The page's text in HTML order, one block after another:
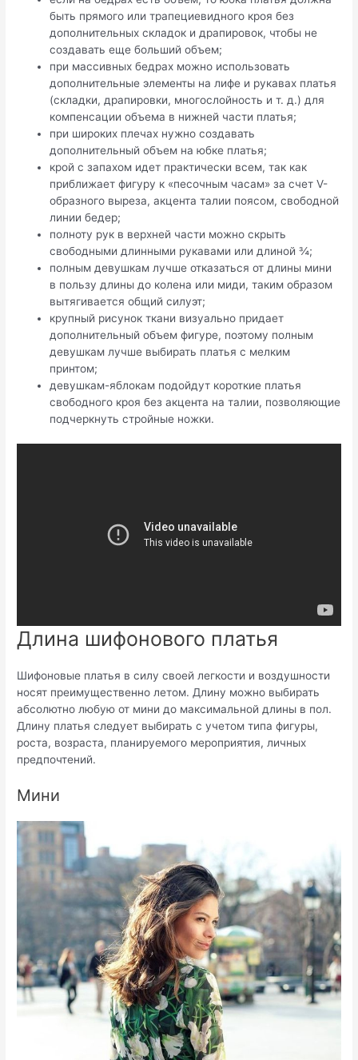
быть прямого или трапециевидного кроя без
дополнительных складок и драпировок, чтобы не
создавать еще больший объем;
при массивных бедрах можно использовать
дополнительные элементы на лифе и рукавах платья
(складки, драпировки, многослойность и т. д.) для
компенсации объема в нижней части платья;
при широких плечах нужно создавать
дополнительный объем на юбке платья;
крой с запахом идет практически всем, так как
приближает фигуру к «песочным часам» за счет V-
образного выреза, акцента талии поясом, свободной
линии бедер;
полноту рук в верхней части можно скрыть
свободными длинными рукавами или длиной ¾;
полным девушкам лучше отказаться от длины мини
в пользу длины до колена или миди, таким образом
вытягивается общий силуэт;
крупный рисунок ткани визуально придает
дополнительный объем фигуре, поэтому полным
девушкам лучше выбирать платья с мелким
принтом;
девушкам-яблокам подойдут короткие платья
свободного кроя без акцента на талии, позволяющие
подчеркнуть стройные ножки.
Длина шифонового платья
Шифоновые платья в силу своей легкости и воздушности
носят преимущественно летом. Длину можно выбирать
абсолютно любую от мини до максимальной длины в пол.
Длину платья следует выбирать с учетом типа фигуры,
роста, возраста, планируемого мероприятия, личных
предпочтений.
Мини